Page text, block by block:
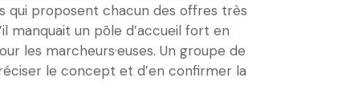
qui proposent chacun des offres très
manquait un pôle d’accueil fort en
les marcheurs·euses. Un groupe de
le concept et d’en confirmer la